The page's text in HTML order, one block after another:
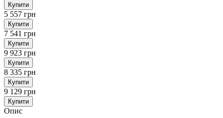
Купити
5 557 грн
Купити
7 541 грн
Купити
9 923 грн
Купити
8 335 грн
Купити
9 129 грн
Купити
Опис